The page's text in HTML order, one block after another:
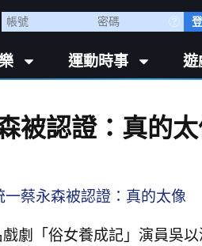
運動時事 遊
被認證：真的
劇「俗女養成記」演員吳